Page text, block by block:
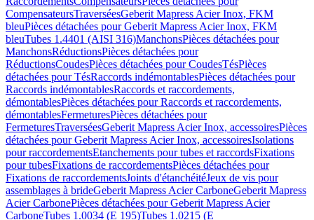
CompensateursTraverséesGeberit Mapress Acier Inox, FKM
bleuPièces détachées pour Geberit Mapress Acier Inox, FKM
bleuTubes 1.4401 (AISI 316)ManchonsPièces détachées pour
ManchonsRéductionsPièces détachées pour
RéductionsCoudesPièces détachées pour CoudesTésPièces
détachées pour TésRaccords indémontablesPièces détachées pour
Raccords indémontablesRaccords et raccordements,
démontablesPièces détachées pour Raccords et raccordements,
démontablesFermeturesPièces détachées pour
FermeturesTraverséesGeberit Mapress Acier Inox, accessoiresPièces
détachées pour Geberit Mapress Acier Inox, accessoiresIsolations
pour raccordementsEtanchements pour tubes et raccordsFixations
pour tubesFixations de raccordementsPièces détachées pour
Fixations de raccordementsJoints d'étanchéitéJeux de vis pour
assemblages à brideGeberit Mapress Acier CarboneGeberit Mapress
Acier CarbonePièces détachées pour Geberit Mapress Acier
CarboneTubes 1.0034 (E 195)Tubes 1.0215 (E